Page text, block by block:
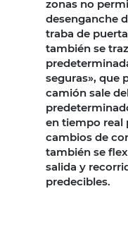
zonas no
desenganche
traba de
también se
seguras», que
camión sale
en tiempo real
cambios de
también se
salida y
predecibles.